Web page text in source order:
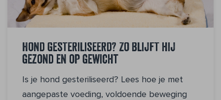
Hond gesteriliseerd? Zo blijft hij
gezond en op gewicht
Is je hond gesteriliseerd? Lees hoe je met
aangepaste voeding, voldoende beweging